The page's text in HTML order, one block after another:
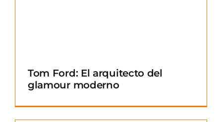
Tom Ford: El arquitecto del
glamour moderno